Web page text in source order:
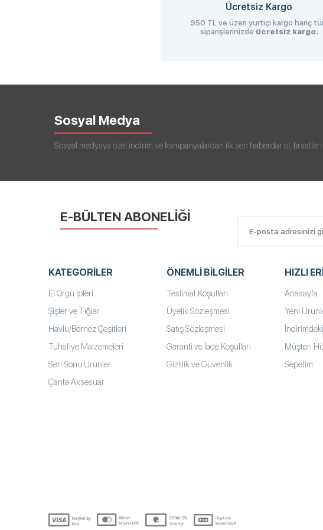
Ücretsiz Kargo
950 TL ve üzeri yurtiçi kargo hariç
siparişlerinizde ücretsiz kargo.
Sosyal Medya
Sosyal medyaya özel indirim ve kampanyalardan ilk sen haberdar ol, fırsatları
E-BÜLTEN ABONELİĞİ
KATEGORILER
El Örgü İpleri
Şişler ve Tığlar
Havlu/Bornoz Çeşitleri
Tuhafiye Malzemeleri
Seri Sonu Ürünler
Çanta Aksesuar
ÖNEMLI BILGILER
Teslimat Koşulları
Üyelik Sözleşmesi
Satış Sözleşmesi
Garanti ve İade Koşulları
Gizlilik ve Güvenlik
HIZLI
Anasayfa
Yeni
Müşteri
Sepetim